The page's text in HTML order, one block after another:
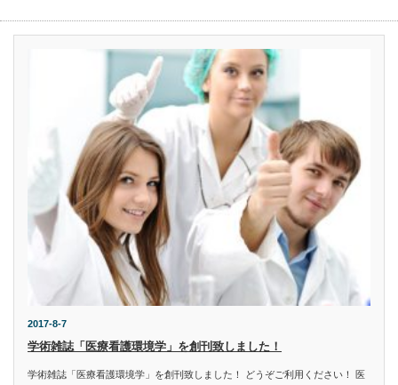
2017-8-7
学術雑誌「医療看護環境学」を創刊致しました！
学術雑誌「医療看護環境学」を創刊致しました！ どうぞご利用ください！ 医